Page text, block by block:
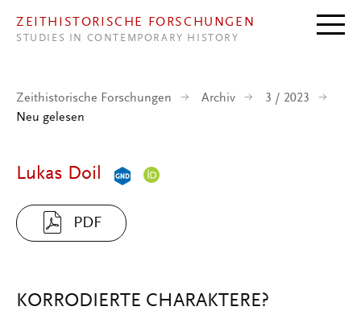
ZEITHISTORISCHE FORSCHUNGEN
STUDIES IN CONTEMPORARY HISTORY
Zeithistorische Forschungen Archiv
3 / 2023
Neu gelesen
Lukas Doil
PDF
KORRODIERTE CHARAKTERE?